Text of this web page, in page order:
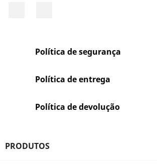
Política de segurança
Política de entrega
Política de devolução
PRODUTOS